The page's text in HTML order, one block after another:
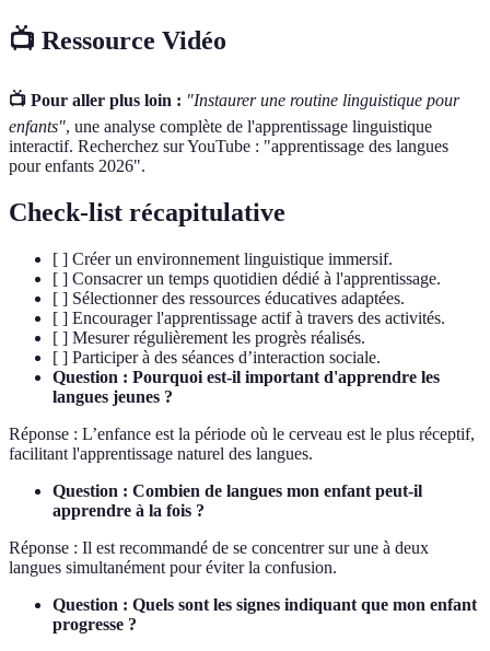
📺 Ressource Vidéo
📺 Pour aller plus loin : "Instaurer une routine linguistique pour
enfants", une analyse complète de l'apprentissage linguistique
interactif. Recherchez sur YouTube : "apprentissage des langues
pour enfants 2026".
Check-list récapitulative
[ ] Créer un environnement linguistique immersif.
[ ] Consacrer un temps quotidien dédié à l'apprentissage.
[ ] Sélectionner des ressources éducatives adaptées.
[ ] Encourager l'apprentissage actif à travers des activités.
[ ] Mesurer régulièrement les progrès réalisés.
[ ] Participer à des séances d’interaction sociale.
Question : Pourquoi est-il important d'apprendre les
langues jeunes ?
Réponse : L’enfance est la période où le cerveau est le plus réceptif,
facilitant l'apprentissage naturel des langues.
Question : Combien de langues mon enfant peut-il
apprendre à la fois ?
Réponse : Il est recommandé de se concentrer sur une à deux
langues simultanément pour éviter la confusion.
Question : Quels sont les signes indiquant que mon enfant
progresse ?